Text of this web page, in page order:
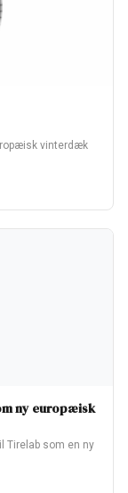
vinterdæk
ny europæisk
Tirelab som en ny